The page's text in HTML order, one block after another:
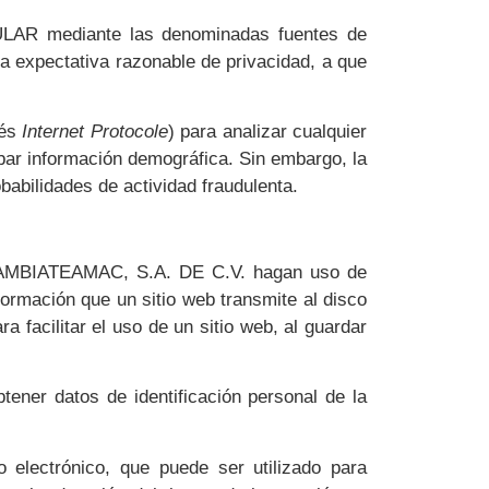
mediante las denominadas fuentes de
expectativa razonable de privacidad, a que
Internet Protocole) para analizar cualquier
información demográfica. Sin embargo, la
de actividad fraudulenta.
S.A. DE C.V. hagan uso de
que un sitio web transmite al disco
facilitar el uso de un sitio web, al guardar
datos de identificación personal de la
electrónico, que puede ser utilizado para